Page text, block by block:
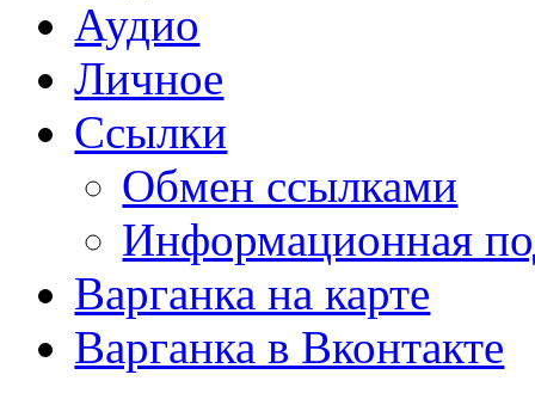
Аудио
Личное
Ссылки
Обмен ссылками
Информационная
Варганка на карте
Варганка в Вконтакте